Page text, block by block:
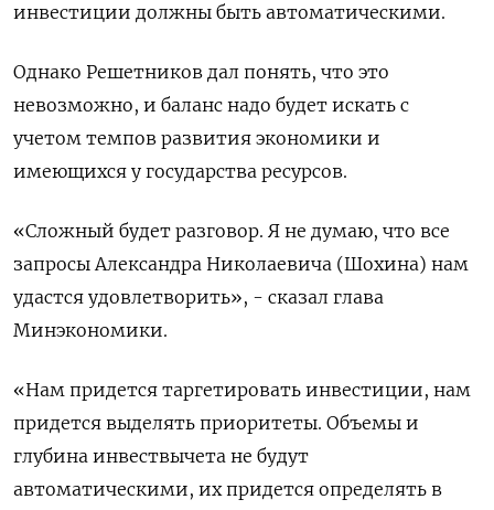
инвестиции должны быть автоматическими.
Однако Решетников дал понять, что это
невозможно, и баланс надо будет искать с
учетом темпов развития экономики и
имеющихся у государства ресурсов.
«Сложный будет разговор. Я не думаю, что все
запросы Александра Николаевича (Шохина) нам
удастся удовлетворить», - сказал глава
Минэкономики.
«Нам придется таргетировать инвестиции, нам
придется выделять приоритеты. Объемы и
глубина инвествычета не будут
автоматическими, их придется определять в